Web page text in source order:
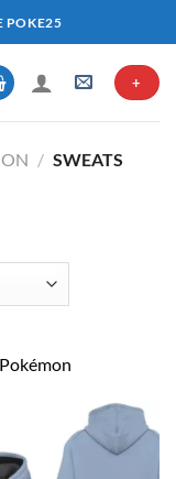
POKE25
+
/ SWEATS